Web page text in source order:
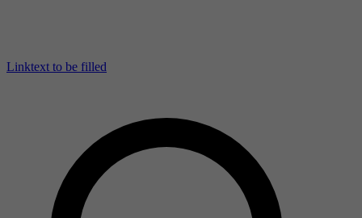
Linktext to be filled